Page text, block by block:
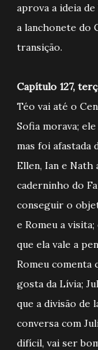
aprova a ideia
a lanchonete do
transição.
Capítulo 127,
Téo vai até o
Sofia morava;
mas foi afastada
Ellen, Ian e
caderninho do
conseguir o
e Romeu a
que ela vale a
Romeu comenta
gosta da Lívia;
que a divisão de
conversa com
difícil, vai ser